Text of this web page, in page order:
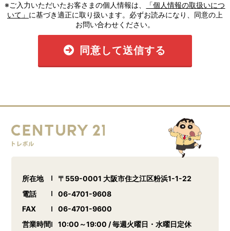
※ご入力いただいたお客さまの個人情報は、
「個人情報の取扱いにつ
いて」 に基づき適正に取り扱います。必ずお読みになり、同意の上
お問い合わせください。
同意して送信する
所在地
〒559-0001 大阪市住之江区粉浜1-1-22
電話
06-4701-9608
FAX
06-4701-9600
営業時間
10:00～19:00 / 毎週火曜日・水曜日定休